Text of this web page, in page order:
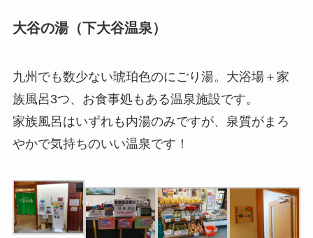
大谷の湯（下大谷温泉）
九州でも数少ない琥珀色のにごり湯。大浴場＋家
族風呂3つ、お食事処もある温泉施設です。
家族風呂はいずれも内湯のみですが、泉質がまろ
やかで気持ちのいい温泉です！